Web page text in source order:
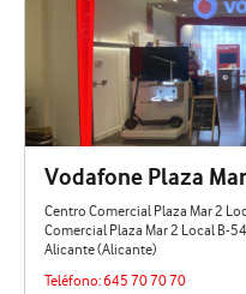
Vodafone Plaza
Centro Comercial Plaza Mar 2
Comercial Plaza Mar 2 Local B-54
Alicante (Alicante)
Teléfono:645 70 70 70